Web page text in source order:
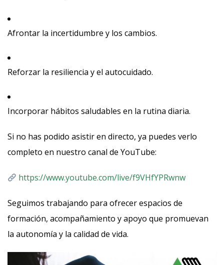
Afrontar la incertidumbre y los cambios.
Reforzar la resiliencia y el autocuidado.
Incorporar hábitos saludables en la rutina diaria.
Si no has podido asistir en directo, ya puedes verlo
completo en nuestro canal de YouTube:
https://www.youtube.com/live/f9VHfYPRwnw
Seguimos trabajando para ofrecer espacios de
formación, acompañamiento y apoyo que promuevan
la autonomía y la calidad de vida.